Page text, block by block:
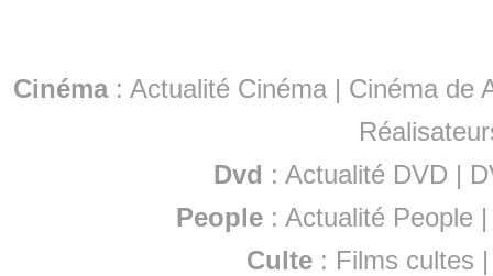
Cinéma: Actualité Cinéma | Cinéma de
Dvd : Actualité DVD |
People :Actualité People
Culte : Films cultes